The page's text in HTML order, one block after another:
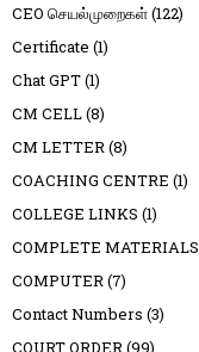
CEO செயல்முறைகள்(122)
Certificate (1)
Chat GPT(1)
CM CELL(8)
CM LETTER(8)
COACHING CENTRE (1)
COLLEGE LINKS (1)
COMPLETE MATERIALS
COMPUTER(7)
Contact Numbers (3)
COURT ORDER(99)